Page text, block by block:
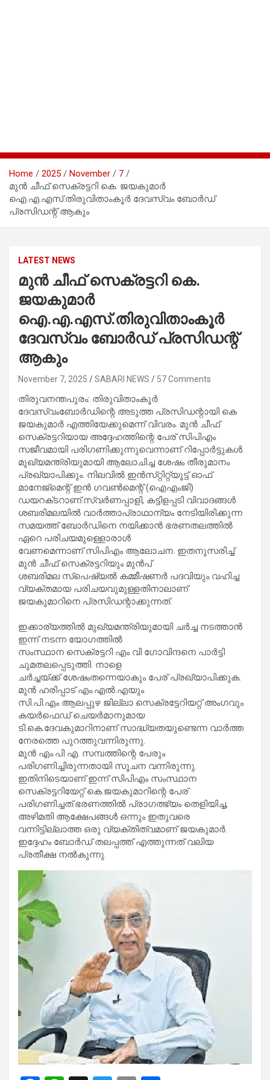
Home 2025 November
7
മുൻ ചീഫ് സെക്രട്ടറി കെ. ജയകുമാർ
ഐ.എ.എസ്.തിരുവിതാംകൂർ ദേവസ്വം ബോർഡ്
പ്രസിഡന്റ് ആകും
LATEST NEWS
മുൻ ചീഫ് സെക്രട്ടറി കെ.
ജയകുമാർ
ഐ.എ.എസ്.തിരുവിതാംകൂർ
ദേവസ്വം ബോർഡ് പ്രസിഡന്റ്
ആകും
November 7, 2025 SABARI NEWS 57 Comments
തിരുവനന്തപുരം: തിരുവിതാംകൂർ
ദേവസ്വംബോർഡിന്റെ അടുത്ത പ്രസിഡന്റായി കെ
ജയകുമാർ എത്തിയേക്കുമെന്ന് വിവരം. മുൻ ചീഫ്
സെക്രട്ടറിയായ അദ്ദേഹത്തിന്റെ പേര് സിപിഎം
സജീവമായി പരിഗണിക്കുന്നുവെന്നാണ് റിപ്പോർട്ടുകൾ.
മുഖ്യമന്ത്രിയുമായി ആലോചിച്ച ശേഷം തീരുമാനം
പ്രഖ്യാപിക്കും. നിലവിൽ ഇൻസ്‌റ്റി‌റ്റ്യൂട്ട് ഓഫ്
മാനേജ്‌മെന്റ് ഇൻ ഗവൺമെന്റ് (ഐഎംജി)
ഡയറക്‌ടറാണ്.സ്വർണപ്പാളി, കട്ടിളപ്പടി വിവാദങ്ങൾ
ശബരിമലയിൽ വാർത്താപ്രാഥാന്യം നേടിയിരിക്കുന്ന
സമയത്ത് ബോർഡിനെ നയിക്കാൻ ഭരണതലത്തിൽ
ഏറെ പരിചയമുള്ളൊരാൾ
വേണമെന്നാണ് സിപിഎം ആലോചന. ഇതനുസരിച്ച്
മുൻ ചീഫ്‌ സെക്രട്ടറിയും മുൻപ്
ശബരിമല സ്‌പെഷ്യൽ കമ്മീഷണർ പദവിയും വഹിച്ച
വ്യക്തമായ പരിചയവുമുള്ളതിനാലാണ്
ജയകുമാറിനെ പ്രസിഡന്റാക്കുന്നത്.
ഇക്കാര്യത്തിൽ മുഖ്യമന്ത്രിയുമായി ചർച്ച നടത്താൻ
ഇന്ന് നടന്ന യോഗത്തിൽ
സംസ്ഥാന സെക്രട്ടറി എം വി ഗോവിന്ദനെ പാർട്ടി
ചുമതലപ്പെടുത്തി. നാളെ
ചർച്ചയ്ക്ക് ശേഷംതന്നെയാകും പേര് പ്രഖ്യാപിക്കുക.
മുൻ ഹരിപ്പാട് എം.എൽ.എയും
സി.പി.എം ആലപ്പുഴ ജില്ലാ സെക്രട്ടേറിയറ്റ് അംഗവും
കയർഫെഡ് ചെയർമാനുമായ
ടി.കെ.ദേവകുമാറിനാണ് സാദ്ധ്യതയുണ്ടെന്ന വാർത്ത
നേരത്തെ പുറത്തുവന്നിരുന്നു.
മുൻ എം.പി എ. സമ്പത്തിന്റെ പേരും
പരിഗണിച്ചിരുന്നതായി സൂചന വന്നിരുന്നു.
ഇതിനിടെയാണ് ഇന്ന് സിപിഎം സംസ്ഥാന
സെക്രട്ടറിയേറ്റ് കെ.ജയകുമാറിന്റെ പേര്
പരിഗണിച്ചത്.ഭരണത്തിൽ പ്രാഗത്ഭ്യം തെളിയിച്ച,
അഴിമതി ആക്ഷേപങ്ങൾ ഒന്നും ഇതുവരെ
വന്നിട്ടില്ലാത്ത ഒരു വ്യക്തിത്വമാണ് ജയകുമാർ.
ഇദ്ദേഹം ബോർഡ് തലപ്പത്ത് എത്തുന്നത് വലിയ
പ്രതീക്ഷ നൽകുന്നു.